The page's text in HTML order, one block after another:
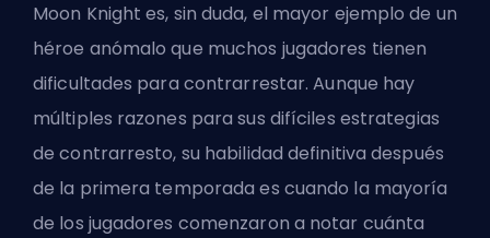
Moon Knight es, sin duda, el mayor ejemplo de un
héroe anómalo que muchos jugadores tienen
dificultades para contrarrestar. Aunque hay
múltiples razones para sus difíciles estrategias
de contrarresto, su habilidad definitiva después
de la primera temporada es cuando la mayoría
de los jugadores comenzaron a notar cuánta